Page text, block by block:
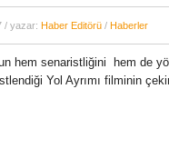
/ yazar: Haber Editörü/ Haberler
hem senaristliğini hem de
Yol Ayrımı filminin